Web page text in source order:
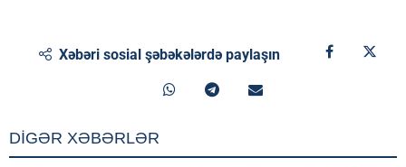
Xəbəri sosial şəbəkələrdə paylaşın
DİGƏR XƏBƏRLƏR